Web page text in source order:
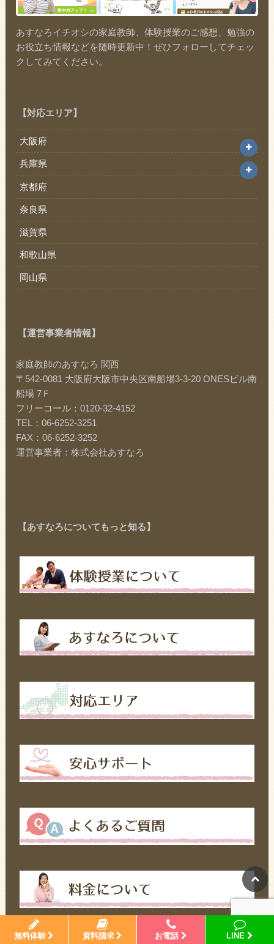
無料体験 資料請求 お電話 LINE
あすなろイチオシの家庭教師、体験授業のご感想、勉強の
お役立ち情報などを随時更新中！ぜひフォローしてチェッ
クしてみてください。
【対応エリア】
大阪府
兵庫県
京都府
奈良県
滋賀県
和歌山県
岡山県
【運営事業者情報】
家庭教師のあすなろ 関西
〒542-0081 大阪府大阪市中央区南船場3-3-20 ONESビル南
船場 7Ｆ
フリーコール：0120-32-4152
TEL：06-6252-3251
FAX：06-6252-3252
運営事業者：株式会社あすなろ
【あすなろについてもっと知る】